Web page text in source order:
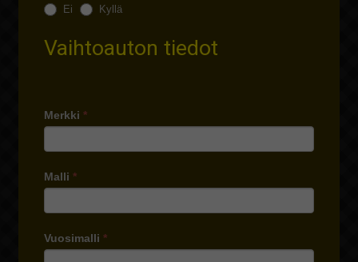
Ei Kyllä
Vaihtoauton tiedot
Merkki *
Malli *
Vuosimalli *